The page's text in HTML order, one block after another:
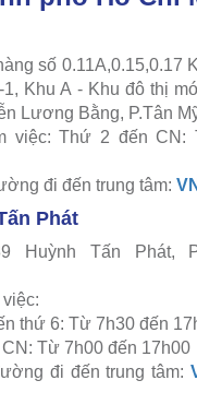
số 0.11A,0.15,0.17
Khu A - Khu đô thị
Lương Bằng, P.Tân
việc: Thứ 2 đến CN:
đi đến trung tâm:
Phát
Huỳnh Tấn Phát,
thứ 6: Từ 7h30 đến
Từ 7h00 đến 17h00
đi đến trung tâm: